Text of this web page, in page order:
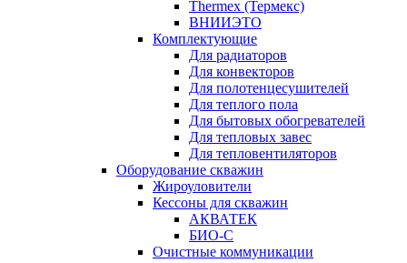
Thermex (Термекс)
ВНИИЭТО
Комплектующие
Для радиаторов
Для конвекторов
Для полотенцесушителей
Для теплого пола
Для бытовых обогревателей
Для тепловых завес
Для тепловентиляторов
Оборудование скважин
Жироуловители
Кессоны для скважин
АКВАТЕК
БИО-С
Очистные коммуникации